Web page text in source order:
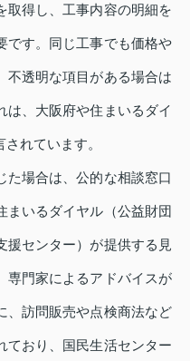
取得し、工事内容の明細を
です。同じ工事でも価格や
不透明な項目がある場合は
は、大阪府や住まいるダイ
れています。
た場合は、公的な相談窓口
まいるダイヤル（公益財団
援センター）が提供する見
専門家によるアドバイスが
、訪問販売や点検商法など
ており、国民生活センター